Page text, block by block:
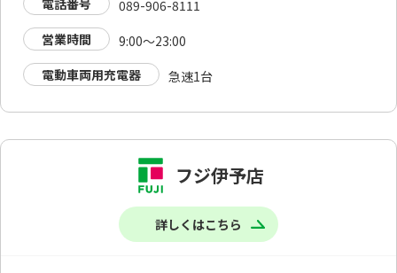
電話番号
089-906-8111
営業時間
9:00～23:00
電動車両用充電器
急速1台
フジ伊予店
詳しくはこちら